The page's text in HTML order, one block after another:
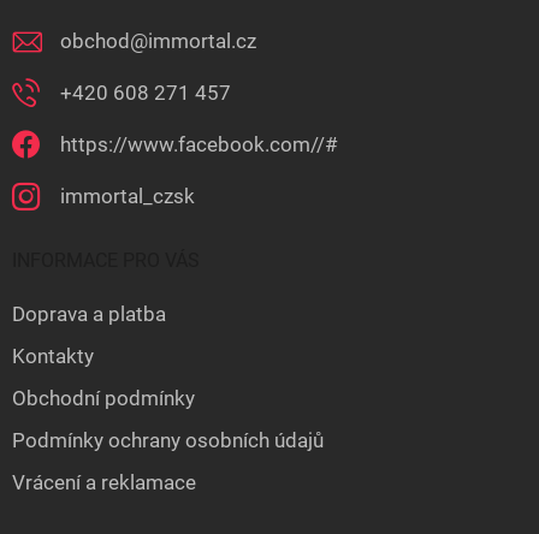
obchod @immortal.cz
+420 608 271 457
https://www.facebook.com//#
immortal_czsk
Doprava a platba
Kontakty
Obchodní podmínky
Podmínky ochrany osobních údajů
Vrácení a reklamace